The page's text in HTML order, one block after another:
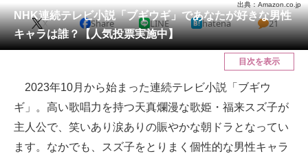
会員記事
メディア
ITの今と未来を見通す
スマホと通信の最新トレンド
NHK連続テレビ小説「ブギウギ」であなたが好きな男性
キャラは誰？【人気投票実施中】
出典：Amazon.co.jp
X Share LINE hatena 21
目次を表示
2023年10月から始まった連続テレビ小説「ブギウ
ギ」。高い歌唱力を持つ天真爛漫な歌姫・福来スズ子が
主人公で、笑いあり涙ありの賑やかな朝ドラとなってい
ます。なかでも、スズ子をとりまく個性的な男性キャラ